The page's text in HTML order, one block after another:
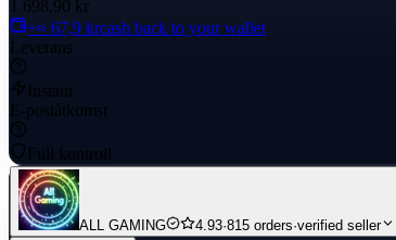
1 698,90 kr
+≈ 67,9 krcash back to your wallet
Leverans
Instant
E-poståtkomst
Full kontroll
ALL GAMING 4.93·815 orders·verified seller